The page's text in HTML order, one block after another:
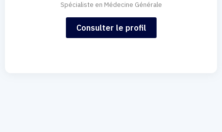
Spécialiste en Médecine Générale
Consulter le profil